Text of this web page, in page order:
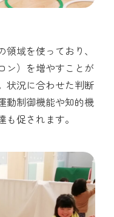
域を使っており、
ン）を増やすことが
状況に合わせた判断
動制御機能や知的機
促されます。